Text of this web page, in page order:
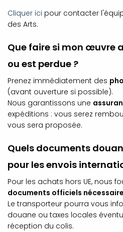
Cliquer ici pour contacter
des Arts.
Que faire si mon œuvre
ou est perdue ?
Prenez immédiatement des
(avant ouverture si possible).
Nous garantissons une
expéditions : vous serez
vous sera proposée.
Quels documents
pour les envois
Pour les achats hors UE, nous
documents officiels
Le transporteur pourra vous
douane ou taxes locales
réception du colis.